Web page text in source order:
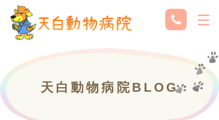
天白動物病院BLOG